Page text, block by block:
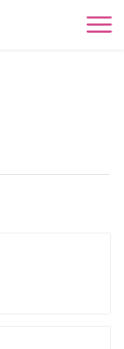
開